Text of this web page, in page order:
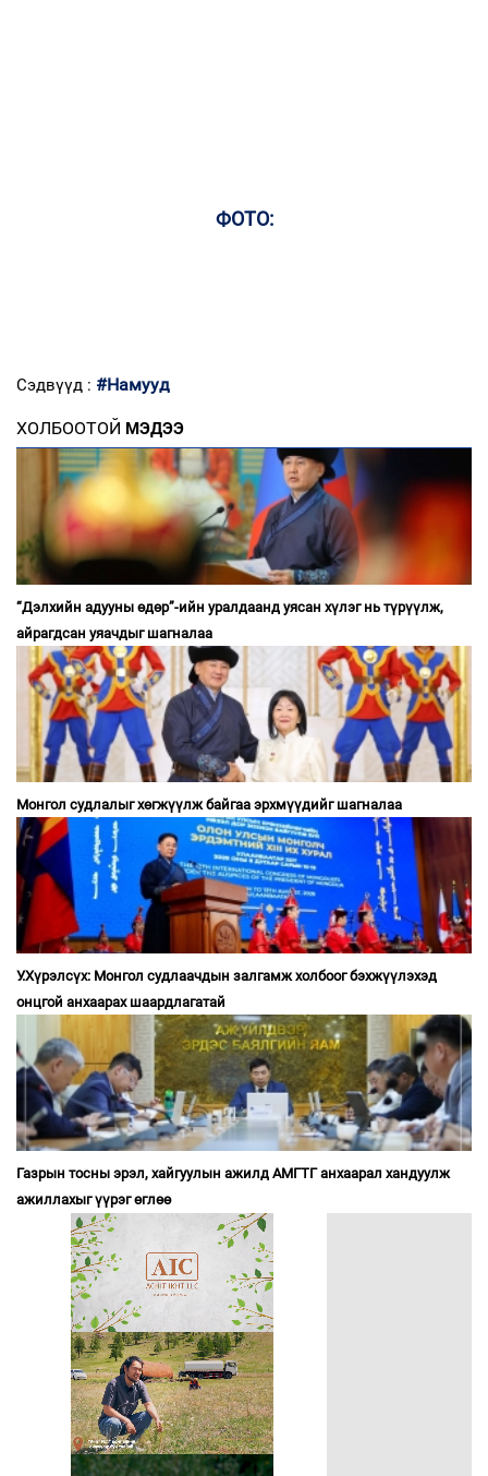
ФОТО:
Сэдвүүд : #Намууд
ХОЛБООТОЙ МЭДЭЭ
“Дэлхийн адууны өдөр”-ийн уралдаанд уясан хүлэг нь түрүүлж,
айрагдсан уяачдыг шагналаа
Монгол судлалыг хөгжүүлж байгаа эрхмүүдийг шагналаа
У.Хүрэлсүх: Монгол судлаачдын залгамж холбоог бэхжүүлэхэд
онцгой анхаарах шаардлагатай
Газрын тосны эрэл, хайгуулын ажилд АМГТГ анхаарал хандуулж
ажиллахыг үүрэг өглөө